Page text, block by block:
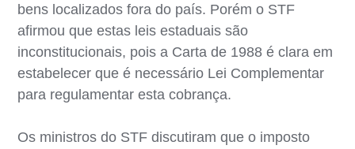
bens localizados fora do país. Porém o STF
afirmou que estas leis estaduais são
inconstitucionais, pois a Carta de 1988 é clara em
estabelecer que é necessário Lei Complementar
para regulamentar esta cobrança.
Os ministros do STF discutiram que o imposto